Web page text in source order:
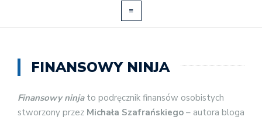
FINANSOWY NINJA
Finansowy ninjato podręcznik finansów osobistych
stworzony przez Michała Szafrańskiego – autora bloga